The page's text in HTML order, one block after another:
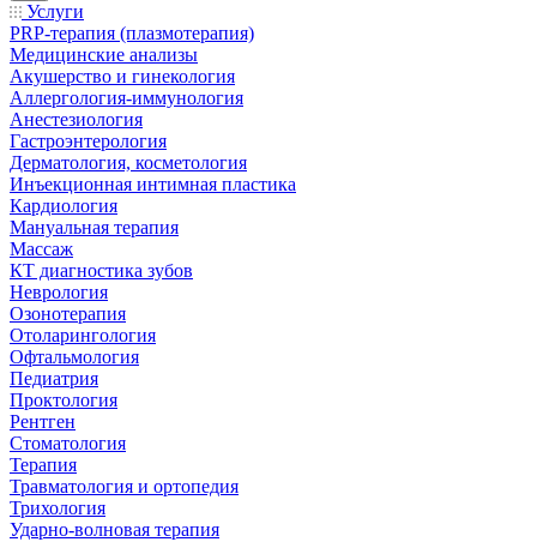
Услуги
PRP-терапия (плазмотерапия)
Медицинские анализы
Акушерство и гинекология
Аллергология-иммунология
Анестезиология
Гастроэнтерология
Дерматология, косметология
Инъекционная интимная пластика
Кардиология
Мануальная терапия
Массаж
КТ диагностика зубов
Неврология
Озонотерапия
Отоларингология
Офтальмология
Педиатрия
Проктология
Рентген
Стоматология
Терапия
Травматология и ортопедия
Трихология
Ударно-волновая терапия